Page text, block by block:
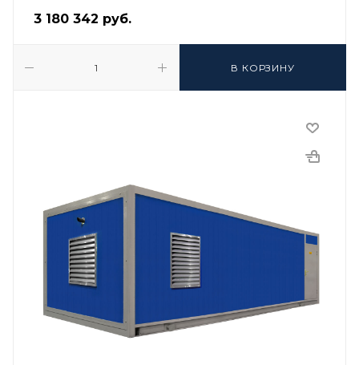
3 180 342 руб.
В КОРЗИНУ